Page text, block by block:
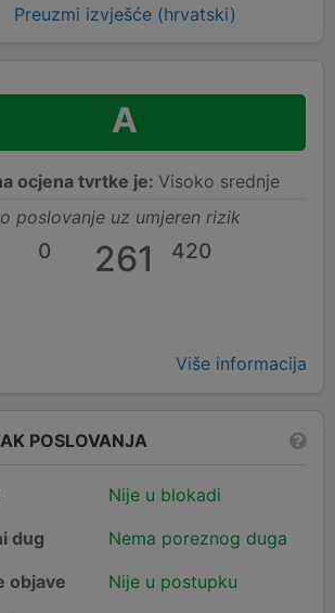
Preuzmi izvješće (hrvatski)
A
ocjena tvrtke je: Visoko srednje
poslovanje uz umjeren rizik
0 261 420
Više informacija
POSLOVANJA
Nije u blokadi
dug
Nema poreznog duga
objave
Nije u postupku